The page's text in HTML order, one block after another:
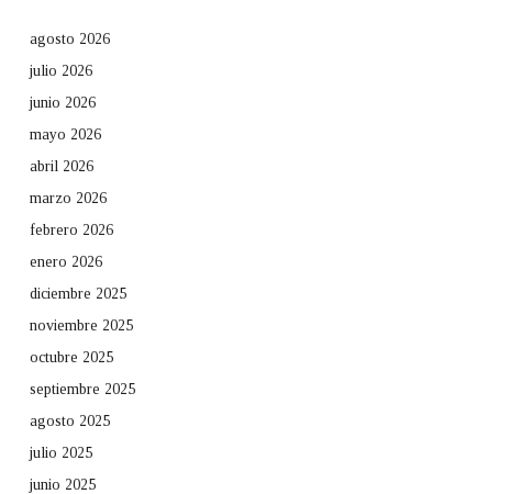
agosto 2026
julio 2026
junio 2026
mayo 2026
abril 2026
marzo 2026
febrero 2026
enero 2026
diciembre 2025
noviembre 2025
octubre 2025
septiembre 2025
agosto 2025
julio 2025
junio 2025